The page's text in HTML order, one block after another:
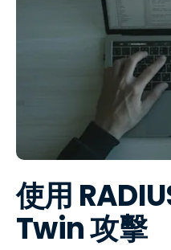
使用
Twin 攻擊